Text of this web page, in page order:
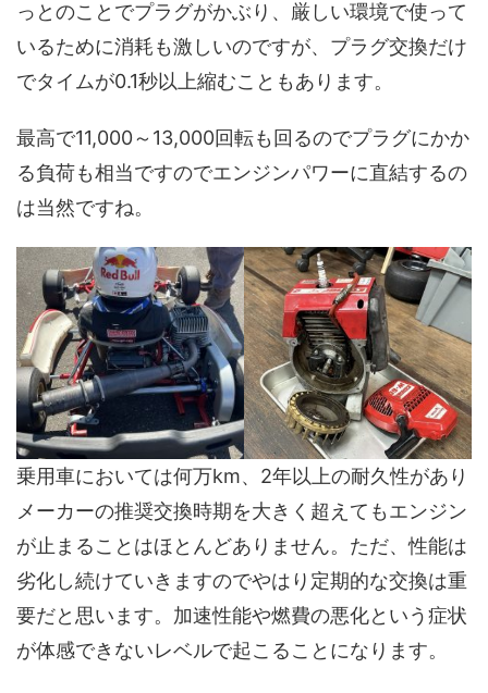
っとのことでプラグがかぶり、厳しい環境で使って
いるために消耗も激しいのですが、プラグ交換だけ
でタイムが0.1秒以上縮むこともあります。
最高で11,000～13,000回転も回るのでプラグにかか
る負荷も相当ですのでエンジンパワーに直結するの
は当然ですね。
乗用車においては何万km、2年以上の耐久性があり
メーカーの推奨交換時期を大きく超えてもエンジン
が止まることはほとんどありません。ただ、性能は
劣化し続けていきますのでやはり定期的な交換は重
要だと思います。加速性能や燃費の悪化という症状
が体感できないレベルで起こることになります。